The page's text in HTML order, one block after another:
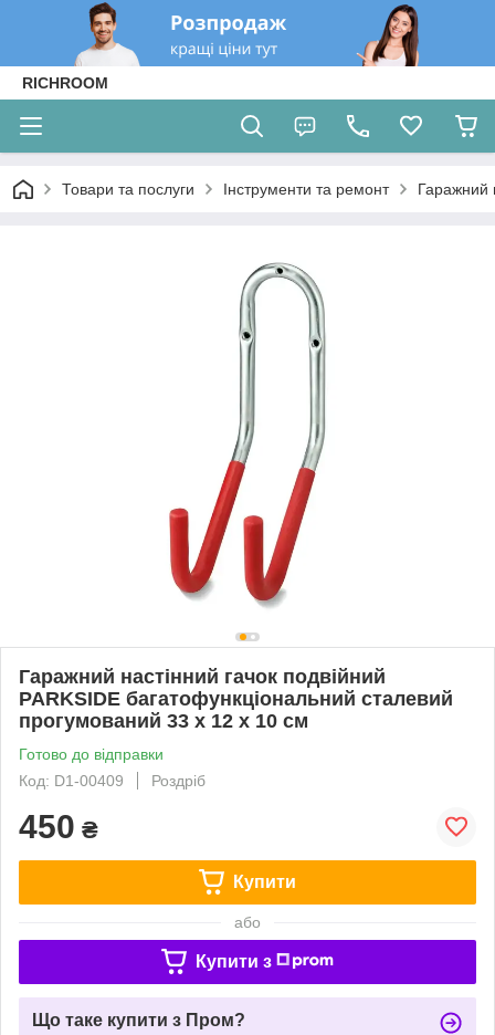
RICHROOM
Товари та послуги Інструменти та ремонт Гаражний
Гаражний настінний гачок подвійний
PARKSIDE багатофункціональний сталевий
прогумований 33 х 12 х 10 см
Готово до відправки
Код: D1-00409
Роздріб
450 ₴
Купити
або
Купити з
Що таке купити з Пром?